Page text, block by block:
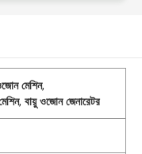
মেশিন,
,বায়ু ওজোন জেনারেটর